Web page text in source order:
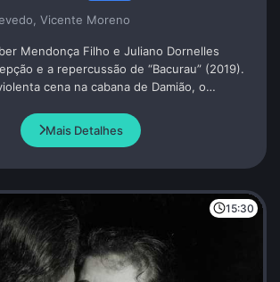
Vicente Moreno
Mendonça Filho e Juliano Dornelles
e a repercussão de “Bacurau” (2019).
cena na cabana de Damião, o
Mais Detalhes
15:30